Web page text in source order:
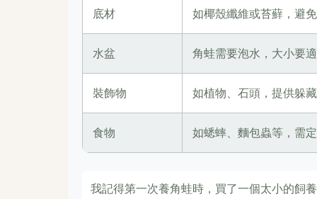
底材 如椰殼纖維或苔蘚，避
水盆 角蛙需要泡水，大小要
裝飾物 如植物、石頭，提供躲
食物 如蟋蟀、麵包蟲等，需
我記得第一次養角蛙時，買了一個太小的飼